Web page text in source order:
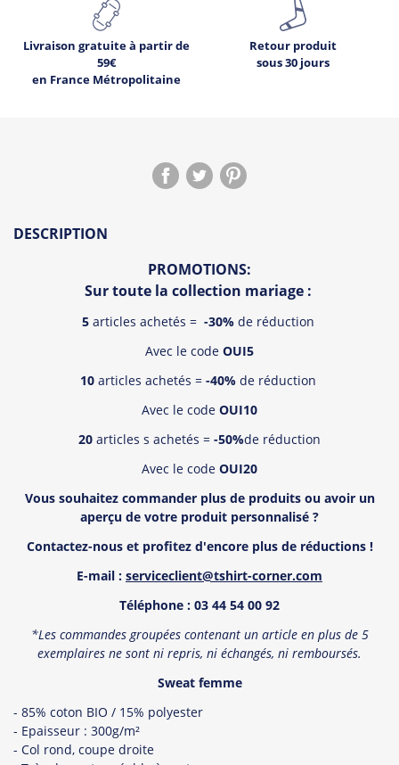
Livraison gratuite à partir de
59€
en France Métropolitaine
Retour produit
sous 30 jours
DESCRIPTION
PROMOTIONS:
Sur toute la collection mariage :
5articles achetés = -30%de réduction
Avec le code OUI5
10articles achetés = -40%de réduction
Avec le code OUI10
20 articles s achetés = -50%de réduction
Avec le code OUI20
Vous souhaitez commander plus de produits ou avoir un
aperçu de votre produit personnalisé ?
Contactez-nous et profitez d'encore plus de réductions !
E-mail : serviceclient@tshirt-corner.com
Téléphone : 03 44 54 00 92
*Les commandes groupées contenant un article en plus de 5
exemplaires ne sont ni repris, ni échangés, ni remboursés.
Sweat femme
- 85% coton BIO / 15% polyester
- Epaisseur : 300g/m²
- Col rond, coupe droite